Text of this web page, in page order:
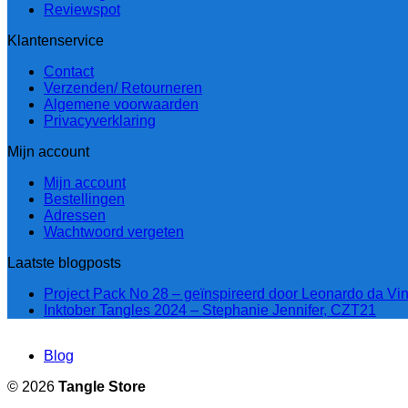
Reviewspot
Klantenservice
Contact
Verzenden/ Retourneren
Algemene voorwaarden
Privacyverklaring
Mijn account
Mijn account
Bestellingen
Adressen
Wachtwoord vergeten
Laatste blogposts
Project Pack No 28 – geïnspireerd door Leonardo da
Inktober Tangles 2024 – Stephanie Jennifer, CZT21
Blog
© 2026 Tangle Store